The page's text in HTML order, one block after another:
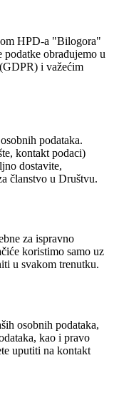
HPD-a "Bilogora"
podatke obrađujemo u
i važećim
podataka.
kontakt podaci)
dostavite,
članstvo u Društvu.
za ispravno
koristimo samo uz
u svakom trenutku.
osobnih podataka,
kao i pravo
uputiti na kontakt